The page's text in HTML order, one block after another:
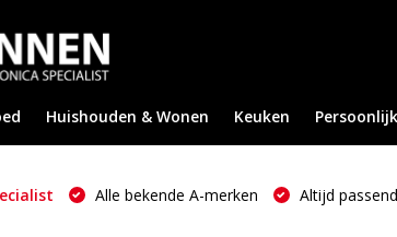
Huishouden & Wonen Keuken
Alle bekende A-merken Altijd